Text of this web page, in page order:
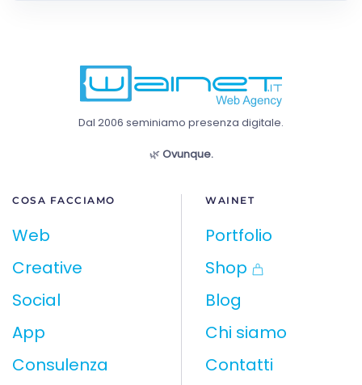
Dal 2006 seminiamo presenza digitale.
🌿 Ovunque.
COSA FACCIAMO
Web
Creative
Social
App
Consulenza
WAINET
Portfolio
Shop
Blog
Chi siamo
Contatti